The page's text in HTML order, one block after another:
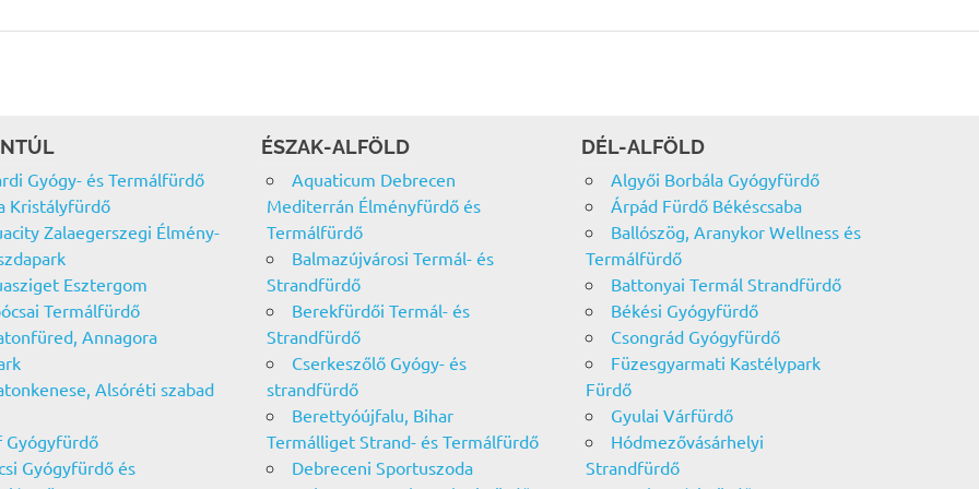
Gyógy- és Termálfürdő
Kristályfürdő
Zalaegerszegi Élmény-
Esztergom
Termálfürdő
Annagora
Alsóréti szabad
Gyógyfürdő
Gyógyfürdő és
ÉSZAK-ALFÖLD
Aquaticum Debrecen
Mediterrán Élményfürdő és
Termálfürdő
Balmazújvárosi Termál- és
Strandfürdő
Berekfürdői Termál- és
Strandfürdő
Cserkeszőlő Gyógy- és
strandfürdő
Berettyóújfalu, Bihar
Termálliget Strand- és Termálfürdő
Debreceni Sportuszoda
DÉL-ALFÖLD
Algyői Borbála Gyógyfürdő
Árpád Fürdő Békéscsaba
Ballószög, Aranykor Wellness és
Termálfürdő
Battonyai Termál Strandfürdő
Békési Gyógyfürdő
Csongrád Gyógyfürdő
Füzesgyarmati Kastélypark
Fürdő
Gyulai Várfürdő
Hódmezővásárhelyi
Strandfürdő